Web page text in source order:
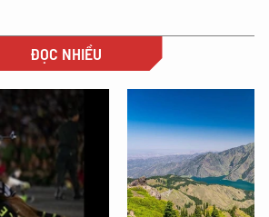
ĐỌC NHIỀU